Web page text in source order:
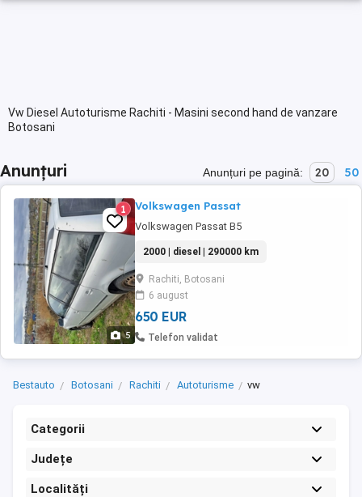
Vw Diesel Autoturisme Rachiti - Masini second hand de vanzare
Botosani
Anunțuri Anunțuri pe pagină: 20 50
5
1 Volkswagen Passat
Volkswagen Passat B5
2000 | diesel | 290000 km
Rachiti, Botosani
6 august
650 EUR
Telefon validat
Bestauto Botosani Rachiti Autoturisme vw
Categorii
Județe
Localități